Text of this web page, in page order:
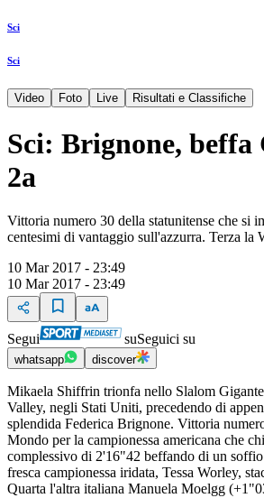
Sci
Sci
Video Foto Live Risultati e Classifiche
Sci: Brignone, beffa
2a
Vittoria numero 30 della statunitense che si
centesimi di vantaggio sull'azzurra. Terza la
10 Mar 2017 - 23:49
10 Mar 2017 - 23:49
Segui suSeguici su
whatsapp discover
Mikaela Shiffrin trionfa nello Slalom
Valley, negli Stati Uniti, precedendo di
splendida Federica Brignone. Vittoria
Mondo per la campionessa americana che
complessivo di 2'16"42 beffando di un
fresca campionessa iridata, Tessa Worley,
Quarta l'altra italiana Manuela Moelgg